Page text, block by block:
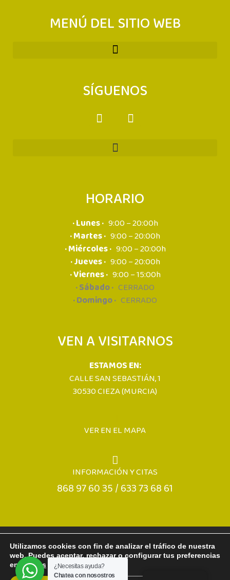
MENÚ DEL SITIO WEB
SÍGUENOS
HORARIO
· Lunes · 9:00 – 20:00h
· Martes · 9:00 – 20:00h
· Miércoles · 9:00 – 20:00h
· Jueves · 9:00 – 20:00h
· Viernes · 9:00 – 15:00h
· Sábado · CERRADO
· Domingo · CERRADO
VEN A VISITARNOS
ESTAMOS EN:
CALLE SAN SEBASTIÁN, 1
30530 CIEZA (MURCIA)
VER EN EL MAPA
INFORMACIÓN Y CITAS
868 97 60 35 / 633 73 68 61
Aviso legal Política de privacidad
Accesibilidad
Mapa Web
Utilizamos cookies con fin de analizar el tráfico de nuestra
web. Puedes aceptar, rechazar o configurar tus preferencias
en ajustes
¿Necesitas ayuda?
Chatea con nosostros